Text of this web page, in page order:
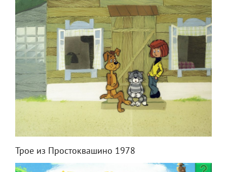
Трое из Простоквашино 1978